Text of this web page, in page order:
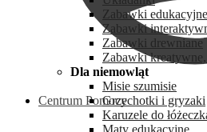
Centrum Pomocy
Zabawki edukacyjne
Zabawki
Zabawki drewniane
Zabawki
Dla niemowląt
Misie szumisie
Grzechotki i gryzaki
Karuzele do
Maty edukacyjne